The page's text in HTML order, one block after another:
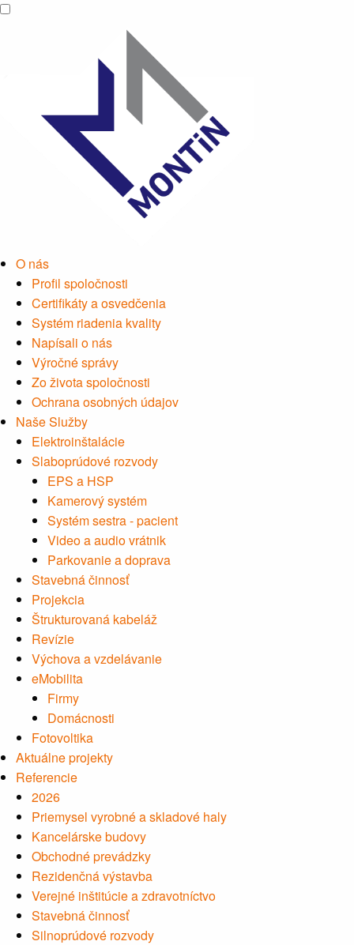
O nás
Profil spoločnosti
Certifikáty a osvedčenia
Systém riadenia kvality
Napísali o nás
Výročné správy
Zo života spoločnosti
Ochrana osobných údajov
Naše Služby
Elektroinštalácie
Slaboprúdové rozvody
EPS a HSP
Kamerový systém
Systém sestra - pacient
Video a audio vrátnik
Parkovanie a doprava
Stavebná činnosť
Projekcia
Štrukturovaná kabeláž
Revízie
Výchova a vzdelávanie
eMobilita
Firmy
Domácnosti
Fotovoltika
Aktuálne projekty
Referencie
2026
Priemysel vyrobné a skladové haly
Kancelárske budovy
Obchodné prevádzky
Rezidenčná výstavba
Verejné inštitúcie a zdravotníctvo
Stavebná činnosť
Silnoprúdové rozvody